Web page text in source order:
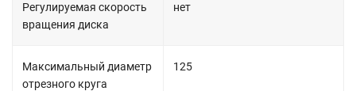
Регулируемая скорость
вращения диска
нет
Максимальный диаметр
отрезного круга
125